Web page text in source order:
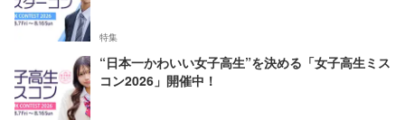
特集
“日本一かわいい女子高生”を決める「女子高生ミス
コン2026」開催中！